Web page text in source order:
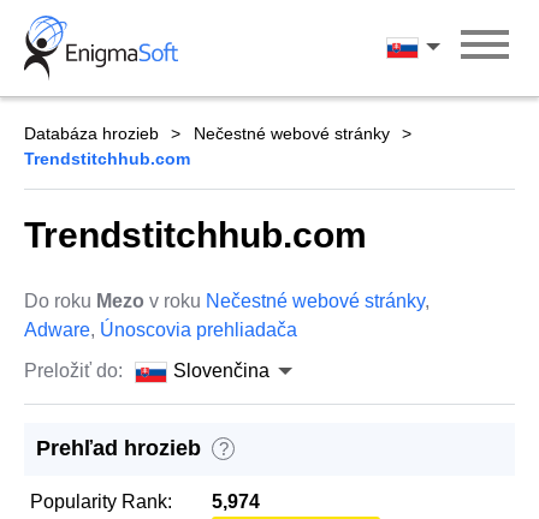
Skip
content
Slovenčina
Databáza hrozieb
Nečestné webové stránky
Trendstitchhub.com
Trendstitchhub.com
Do roku Mezo v roku Nečestné webové stránky,
Adware, Únoscovia prehliadača
Preložiť do:
Slovenčina
Prehľad hrozieb ?
Popularity Rank:
5,974